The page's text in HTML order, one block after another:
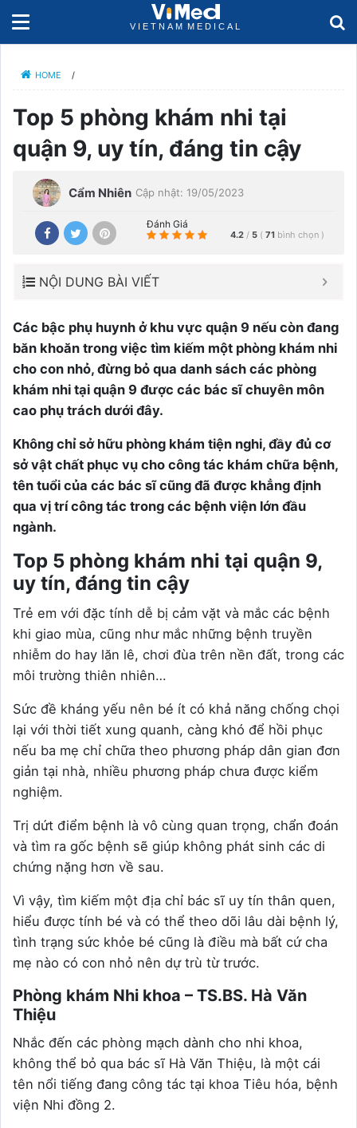
HOME /
Top 5 phòng khám nhi tại
quận 9, uy tín, đáng tin cậy
Cẩm Nhiên Cập nhật: 19/05/2023
Đánh Giá
4.2 / 5 ( 71 bình chọn )
NỘI DUNG BÀI VIẾT
Các bậc phụ huynh ở khu vực quận 9 nếu còn đang
băn khoăn trong việc tìm kiếm một phòng khám nhi
cho con nhỏ, đừng bỏ qua danh sách các phòng
khám nhi tại quận 9 được các bác sĩ chuyên môn
cao phụ trách dưới đây.
Không chỉ sở hữu phòng khám tiện nghi, đầy đủ cơ
sở vật chất phục vụ cho công tác khám chữa bệnh,
tên tuổi của các bác sĩ cũng đã được khẳng định
qua vị trí công tác trong các bệnh viện lớn đầu
ngành.
Top 5 phòng khám nhi tại quận 9,
uy tín, đáng tin cậy
Trẻ em với đặc tính dễ bị cảm vặt và mắc các bệnh
khi giao mùa, cũng như mắc những bệnh truyền
nhiễm do hay lăn lê, chơi đùa trên nền đất, trong các
môi trường thiên nhiên…
Sức đề kháng yếu nên bé ít có khả năng chống chọi
lại với thời tiết xung quanh, càng khó để hồi phục
nếu ba mẹ chỉ chữa theo phương pháp dân gian đơn
giản tại nhà, nhiều phương pháp chưa được kiểm
nghiệm.
Trị dứt điểm bệnh là vô cùng quan trọng, chẩn đoán
và tìm ra gốc bệnh sẽ giúp không phát sinh các di
chứng nặng hơn về sau.
Vì vậy, tìm kiếm một địa chỉ bác sĩ uy tín thân quen,
hiểu được tính bé và có thể theo dõi lâu dài bệnh lý,
tình trạng sức khỏe bé cũng là điều mà bất cứ cha
mẹ nào có con nhỏ nên dự trù từ trước.
Phòng khám Nhi khoa – TS.BS. Hà Văn
Thiệu
Nhắc đến các phòng mạch dành cho nhi khoa,
không thể bỏ qua bác sĩ Hà Văn Thiệu, là một cái
tên nổi tiếng đang công tác tại khoa Tiêu hóa, bệnh
viện Nhi đồng 2.